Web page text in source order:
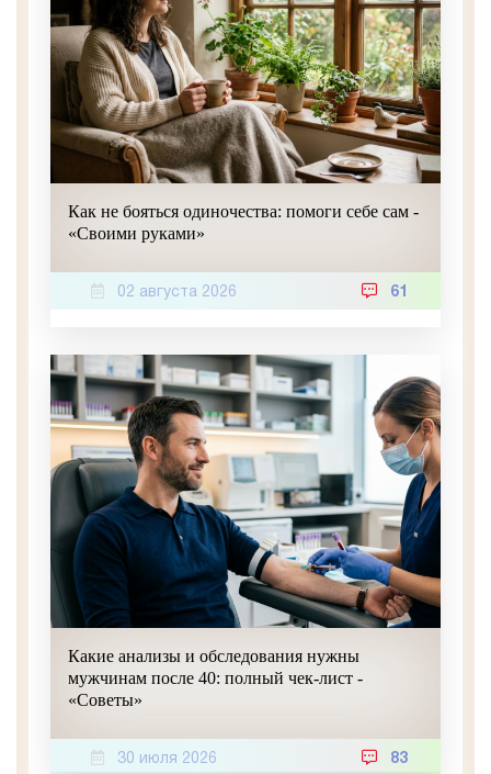
Как не бояться одиночества: помоги себе сам -
«Своими руками»
02 августа 2026 61
Какие анализы и обследования нужны
мужчинам после 40: полный чек-лист -
«Советы»
30 июля 2026 83